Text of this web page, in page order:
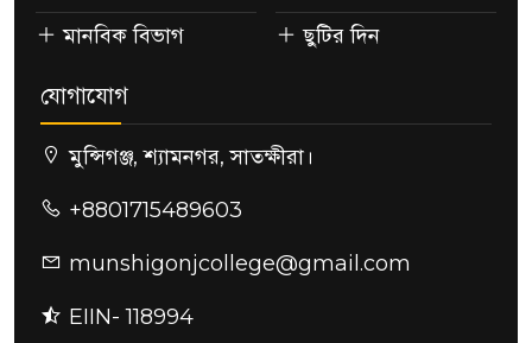
মানবিক বিভাগ
ছুটির দিন
যোগাযোগ
মুন্সিগঞ্জ, শ্যামনগর, সাতক্ষীরা।
+8801715489603
munshigonjcollege@gmail.com
EIIN- 118994